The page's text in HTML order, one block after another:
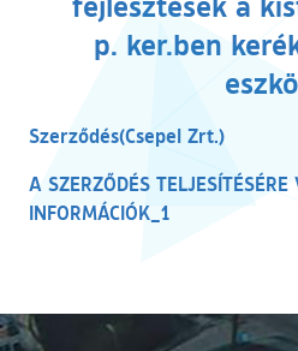
p. ker.ben
Szerződés(Csepel Zrt.)(külső
A SZERZŐDÉS TELJESÍTÉSÉRE
INFORMÁCIÓK_1 (külső